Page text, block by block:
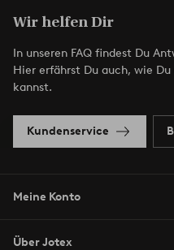
Wir helfen Dir
In unseren FAQ findest Du
Hier erfährst Du auch, wie
kannst.
Kundenservice
Meine Konto
Über Jotex